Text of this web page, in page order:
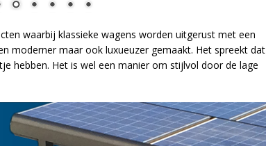
waarbij klassieke wagens worden uitgerust met een
moderner maar ook luxueuzer gemaakt. Het spreekt dat
hebben. Het is wel een manier om stijlvol door de lage